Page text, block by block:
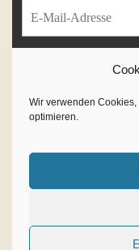
Wir verwenden
optimieren.
E-Mail-
Schließe dich 233